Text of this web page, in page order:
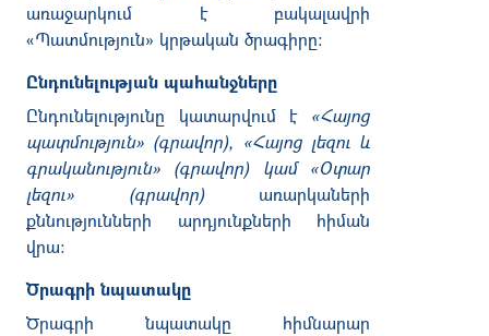
առաջարկում է բակալավրի
«Պատմություն» կրթական ծրագիրը:
Ընդունելության պահանջները
Ընդունելությունը կատարվում է «Հայոց
պատմություն» (գրավոր), «Հայոց լեզու և
գրականություն» (գրավոր) կամ «Օտար
լեզու» (գրավոր)առարկաների
քննությունների արդյունքների հիման
վրա:
Ծրագրի նպատակը
Ծրագրի նպատակը հիմնարար